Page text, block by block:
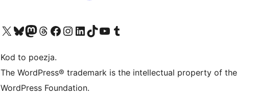
Odwiedź nasze konto X (dawniej Twitter)
Odwiedź nasze konto Bluesky
Odwiedź nasze konto na Mastodoncie
Odwiedź naszego Threadsa
Odwiedź naszego Facebooka
Odwiedź nasze konto na Instagramie
Odwiedź nasze konto na LinkedIn
Odwiedź naszego TikToka
Odwiedź nasz kanał YouTube
Odwiedź naszego Tumblra
Kod to poezja.
The WordPress® trademark is the intellectual property of the
WordPress Foundation.